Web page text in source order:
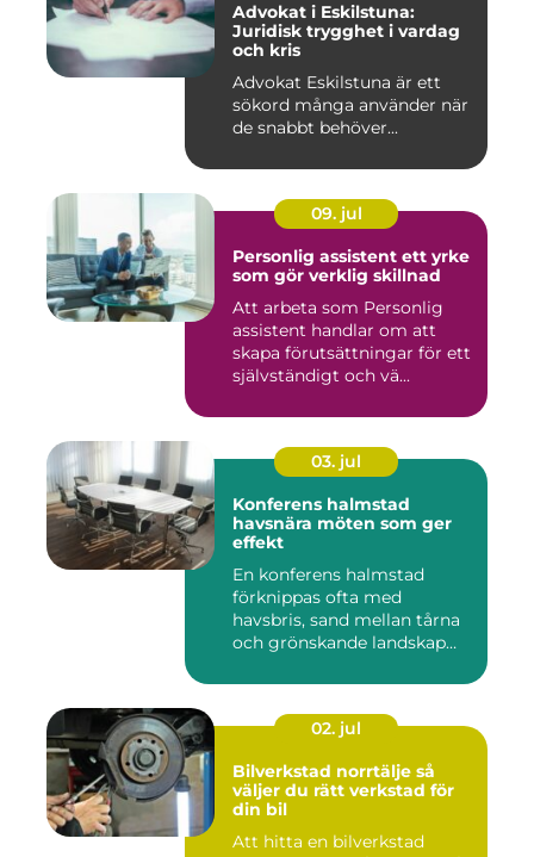
Advokat i Eskilstuna:
Juridisk trygghet i vardag
och kris
Advokat Eskilstuna är ett
sökord många använder när
de snabbt behöver...
09. jul
Personlig assistent ett yrke
som gör verklig skillnad
Att arbeta som Personlig
assistent handlar om att
skapa förutsättningar för ett
självständigt och vä...
03. jul
Konferens halmstad
havsnära möten som ger
effekt
En konferens halmstad
förknippas ofta med
havsbris, sand mellan tårna
och grönskande landskap
02. jul
Bilverkstad norrtälje så
väljer du rätt verkstad för
din bil
Att hitta en bilverkstad